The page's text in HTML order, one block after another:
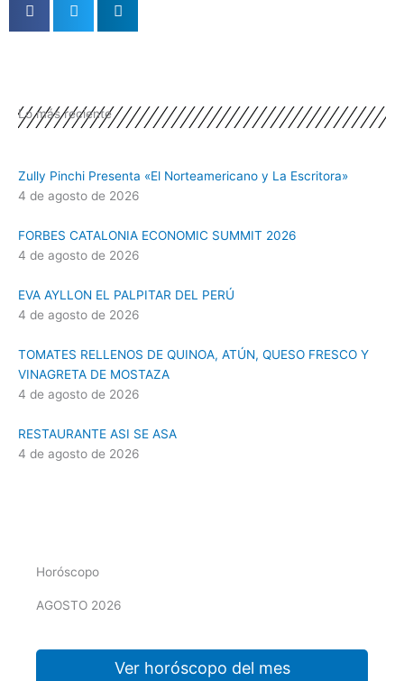
Lo más reciente
Zully Pinchi Presenta «El Norteamericano y La Escritora»
4 de agosto de 2026
FORBES CATALONIA ECONOMIC SUMMIT 2026
4 de agosto de 2026
EVA AYLLON EL PALPITAR DEL PERÚ
4 de agosto de 2026
TOMATES RELLENOS DE QUINOA, ATÚN, QUESO FRESCO Y
VINAGRETA DE MOSTAZA
4 de agosto de 2026
RESTAURANTE ASI SE ASA
4 de agosto de 2026
Horóscopo
AGOSTO 2026
Ver horóscopo del mes